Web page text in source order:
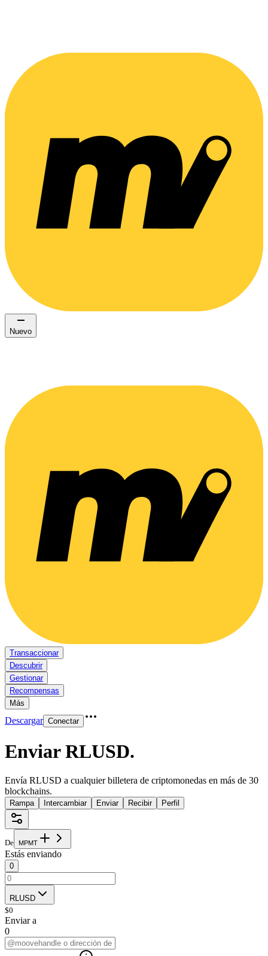
Nuevo
Transaccionar
Descubrir
Gestionar
Recompensas
Más
Descargar Conectar
Enviar RLUSD.
Envía RLUSD a cualquier billetera de criptomonedas en más de 30
blockchains.
Rampa Intercambiar Enviar Recibir Perfil
De MPMT
Estás enviando
0
RLUSD
$0
Enviar a
0